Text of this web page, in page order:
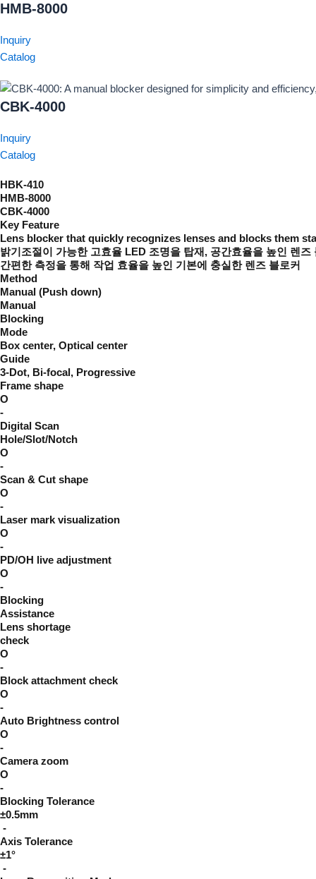
HMB-8000
Inquiry
Catalog
CBK-4000
Inquiry
Catalog
HBK-410
HMB-8000
CBK-4000
Key Feature
Lens blocker that quickly recognizes lenses and blocks them
밝기조절이 가능한 고효율 LED 조명을 탑재, 공간효율을 높인 렌즈
간편한 측정을 통해 작업 효율을 높인 기본에 충실한 렌즈 블로커
Method
Manual (Push down)
Manual
Blocking
Mode
Box center, Optical center
Guide
3-Dot, Bi-focal, Progressive
Frame shape
O
-
Digital Scan
Hole/Slot/Notch
O
-
Scan & Cut shape
O
-
Laser mark visualization
O
-
PD/OH live adjustment
O
-
Blocking
Assistance
Lens shortage
check
O
-
Block attachment check
O
-
Auto Brightness control
O
-
Camera zoom
O
-
Blocking Tolerance
±0.5mm
-
Axis Tolerance
±1°
-